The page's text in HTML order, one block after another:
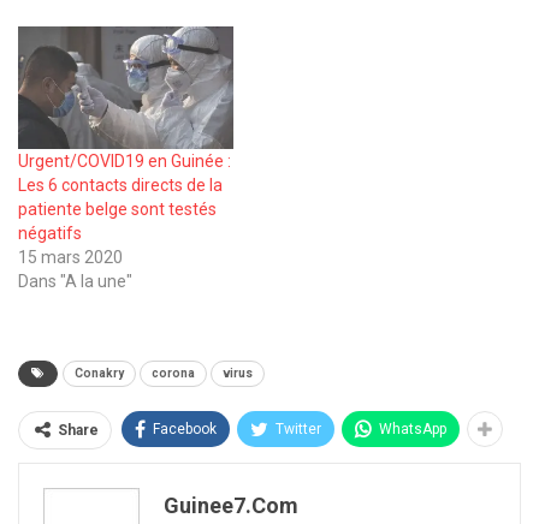
Urgent/COVID19 en Guinée :
Les 6 contacts directs de la
patiente belge sont testés
négatifs
15 mars 2020
Dans "A la une"
Conakry corona virus
Share Facebook Twitter WhatsApp
Guinee7.com